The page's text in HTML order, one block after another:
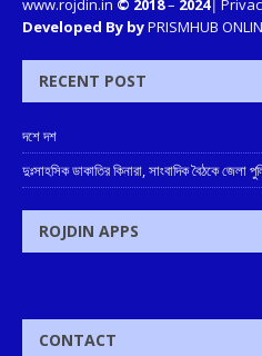
www.rojdin.in © 2018– 2024|
Developed By byPRISMHUB
RECENT POST
দশে দশ
দুঃসাহসিক ডাকাতির কিনারা, সাংবাদিক বৈঠকে জেলা
ROJDIN APPS
CONTACT